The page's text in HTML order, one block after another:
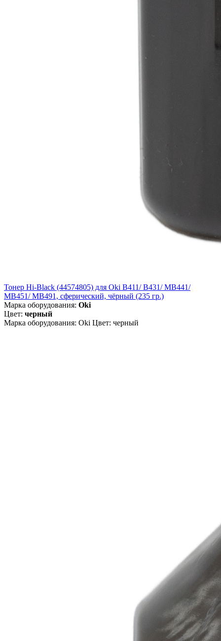
Тонер Hi-Black (44574805) для Oki B411/ B431/ MB441/
MB451/ MB491, сферический, чёрный (235 гр.)
Марка оборудования: Oki
Цвет: черный
Марка оборудования: Oki Цвет: черный